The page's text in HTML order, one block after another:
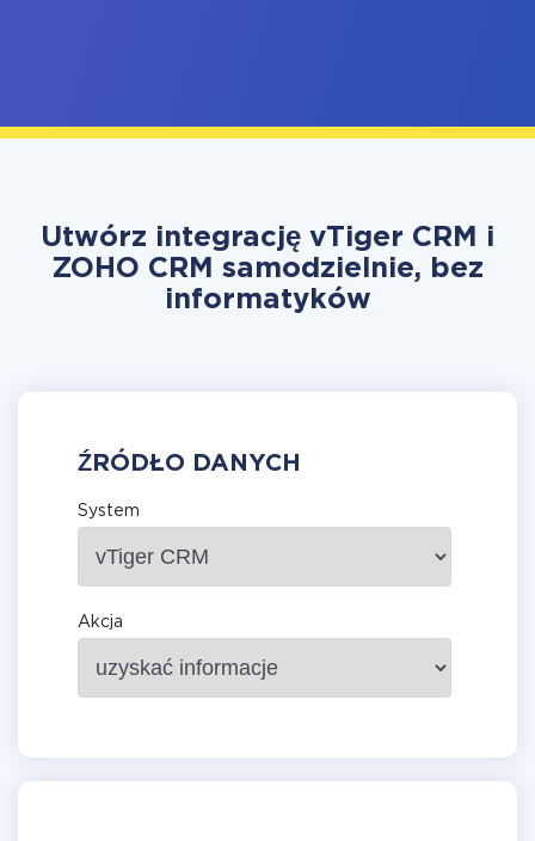
Utwórz integrację vTiger CRM i
ZOHO CRM samodzielnie, bez
informatyków
ŹRÓDŁO DANYCH
System
Akcja